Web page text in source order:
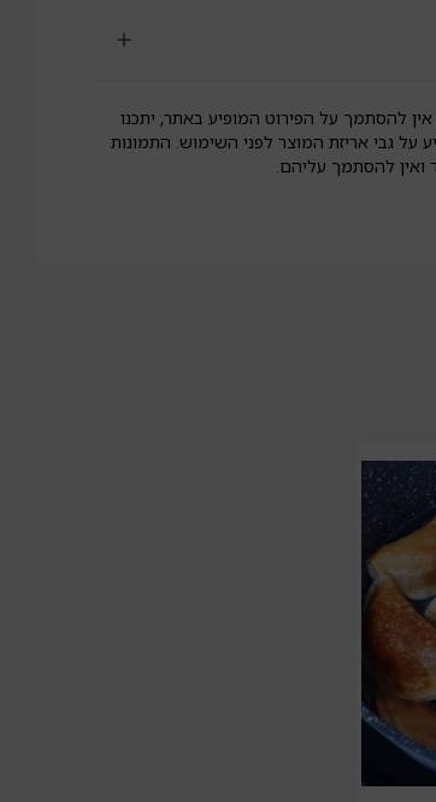
להסתמך על הפירוט המופיע באתר, יתכנו
על גבי אריזת המוצר לפני השימוש. התמונות
ואין להסתמך עליהם.